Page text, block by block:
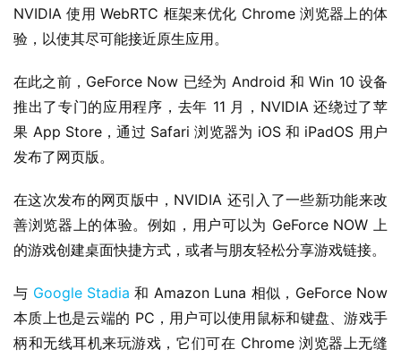
1
P
C
软
安
卓
苹
果
NVIDIA 使用 WebRTC 框架来优化 Chrome 浏览器上的体
验，以使其尽可能接近原生应用。
在此之前，GeForce Now 已经为 Android 和 Win 10 设备
推出了专门的应用程序，去年 11 月，NVIDIA 还绕过了苹
果 App Store，通过 Safari 浏览器为 iOS 和 iPadOS 用户
发布了网页版。
在这次发布的网页版中，NVIDIA 还引入了一些新功能来改
善浏览器上的体验。例如，用户可以为 GeForce NOW 上
的游戏创建桌面快捷方式，或者与朋友轻松分享游戏链接。
与 Google Stadia 和 Amazon Luna 相似，GeForce Now
本质上也是云端的 PC，用户可以使用鼠标和键盘、游戏手
柄和无线耳机来玩游戏，它们可在 Chrome 浏览器上无缝